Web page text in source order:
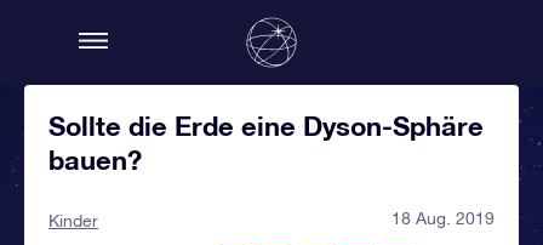
Sollte die Erde eine Dyson-Sphäre
bauen?
Kinder 18 Aug. 2019